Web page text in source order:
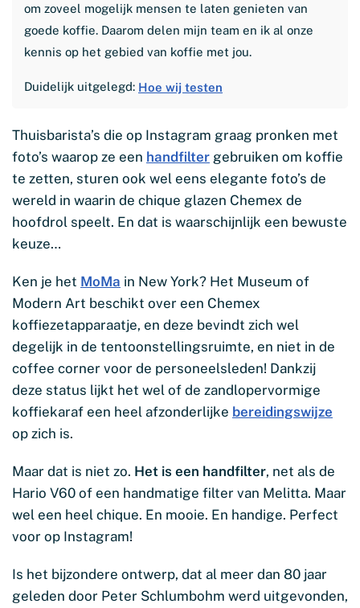
om zoveel mogelijk mensen te laten genieten van
goede koffie. Daarom delen mijn team en ik al onze
kennis op het gebied van koffie met jou.
Duidelijk uitgelegd: Hoe wij testen
Thuisbarista’s die op Instagram graag pronken met
foto’s waarop ze een handfilter gebruiken om koffie
te zetten, sturen ook wel eens elegante foto’s de
wereld in waarin de chique glazen Chemex de
hoofdrol speelt. En dat is waarschijnlijk een bewuste
keuze…
Ken je het MoMa in New York? Het Museum of
Modern Art beschikt over een Chemex
koffiezetapparaatje, en deze bevindt zich wel
degelijk in de tentoonstellingsruimte, en niet in de
coffee corner voor de personeelsleden! Dankzij
deze status lijkt het wel of de zandlopervormige
koffiekaraf een heel afzonderlijke bereidingswijze
op zich is.
Maar dat is niet zo. Het is een handfilter, net als de
Hario V60 of een handmatige filter van Melitta. Maar
wel een heel chique. En mooie. En handige. Perfect
voor op Instagram!
Is het bijzondere ontwerp, dat al meer dan 80 jaar
geleden door Peter Schlumbohm werd uitgevonden,